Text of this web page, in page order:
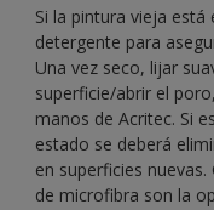
Si la pintura vieja
detergente para
Una vez seco, lijar
superficie/abrir el
manos de Acritec. Si
estado se deberá
en superficies
de microfibra son la